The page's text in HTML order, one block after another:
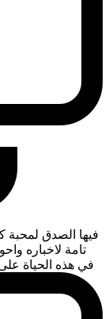
فيها الصدق لمحبة
تامة لاخباره
في هذه الحياة